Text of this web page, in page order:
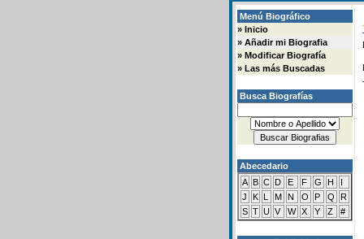
Menú Biográfico
» Inicio
» Añadir mi Biografia
» Modificar Biografía
» Las más Buscadas
Busca Biografías
Abecedario
A B C D E F G H
I
J
K L M N O P Q
R
S T U V W X Y Z #